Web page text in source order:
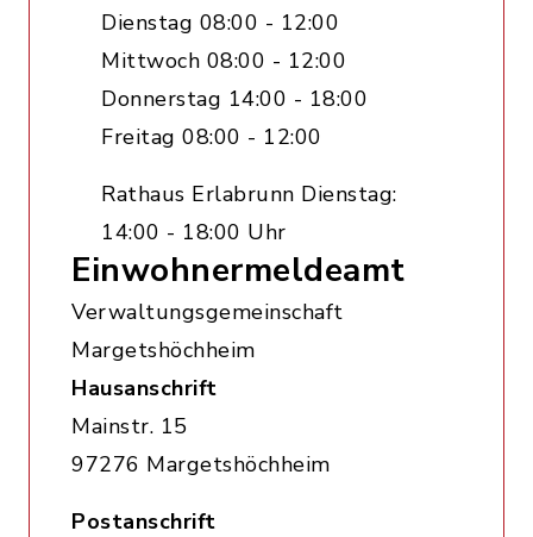
Dienstag 08:00 - 12:00
Mittwoch 08:00 - 12:00
Donnerstag 14:00 - 18:00
Freitag 08:00 - 12:00
Rathaus Erlabrunn Dienstag:
14:00 - 18:00 Uhr
Einwohnermeldeamt
Verwaltungsgemeinschaft
Margetshöchheim
Hausanschrift
Mainstr. 15
97276 Margetshöchheim
Postanschrift